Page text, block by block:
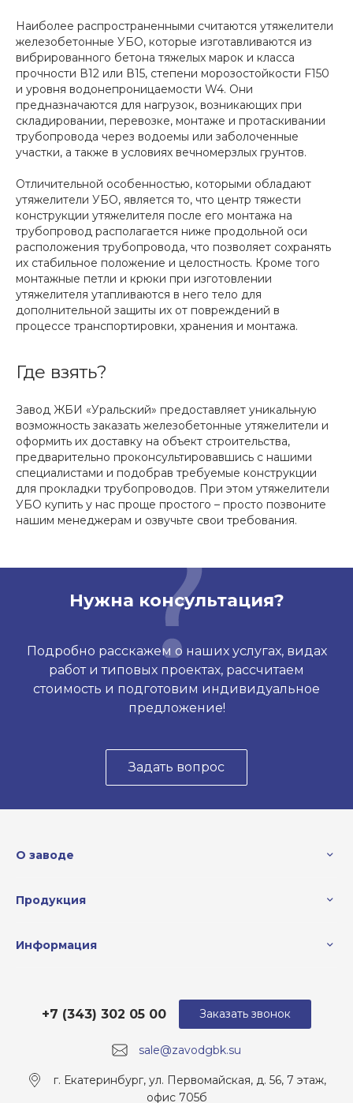
Наиболее распространенными считаются утяжелители
железобетонные УБО, которые изготавливаются из
вибрированного бетона тяжелых марок и класса
прочности В12 или В15, степени морозостойкости F150
и уровня водонепроницаемости W4. Они
предназначаются для нагрузок, возникающих при
складировании, перевозке, монтаже и протаскивании
трубопровода через водоемы или заболоченные
участки, а также в условиях вечномерзлых грунтов.
Отличительной особенностью, которыми обладают
утяжелители УБО, является то, что центр тяжести
конструкции утяжелителя после его монтажа на
трубопровод располагается ниже продольной оси
расположения трубопровода, что позволяет сохранять
их стабильное положение и целостность. Кроме того
монтажные петли и крюки при изготовлении
утяжелителя утапливаются в него тело для
дополнительной защиты их от повреждений в
процессе транспортировки, хранения и монтажа.
Где взять?
Завод ЖБИ «Уральский» предоставляет уникальную
возможность заказать железобетонные утяжелители и
оформить их доставку на объект строительства,
предварительно проконсультировавшись с нашими
специалистами и подобрав требуемые конструкции
для прокладки трубопроводов. При этом утяжелители
УБО купить у нас проще простого – просто позвоните
нашим менеджерам и озвучьте свои требования.
Нужна консультация?
Подробно расскажем о наших услугах, видах
работ и типовых проектах, рассчитаем
стоимость и подготовим индивидуальное
предложение!
Задать вопрос
О заводе
Продукция
Информация
sale@zavodgbk.su
+7 (343) 302 05 00
г. Екатеринбург, ул. Первомайская, д. 56, 7 этаж,
офис 705б
Заказать звонок